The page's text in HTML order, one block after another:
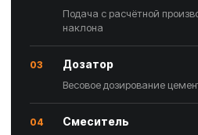
Подача с расчётной
наклона
03 Дозатор
Весовое дозирование
04 Смеситель